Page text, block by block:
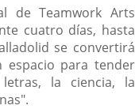
de Teamwork Arts
cuatro días, hasta
se convertirá
para tender
la ciencia, la